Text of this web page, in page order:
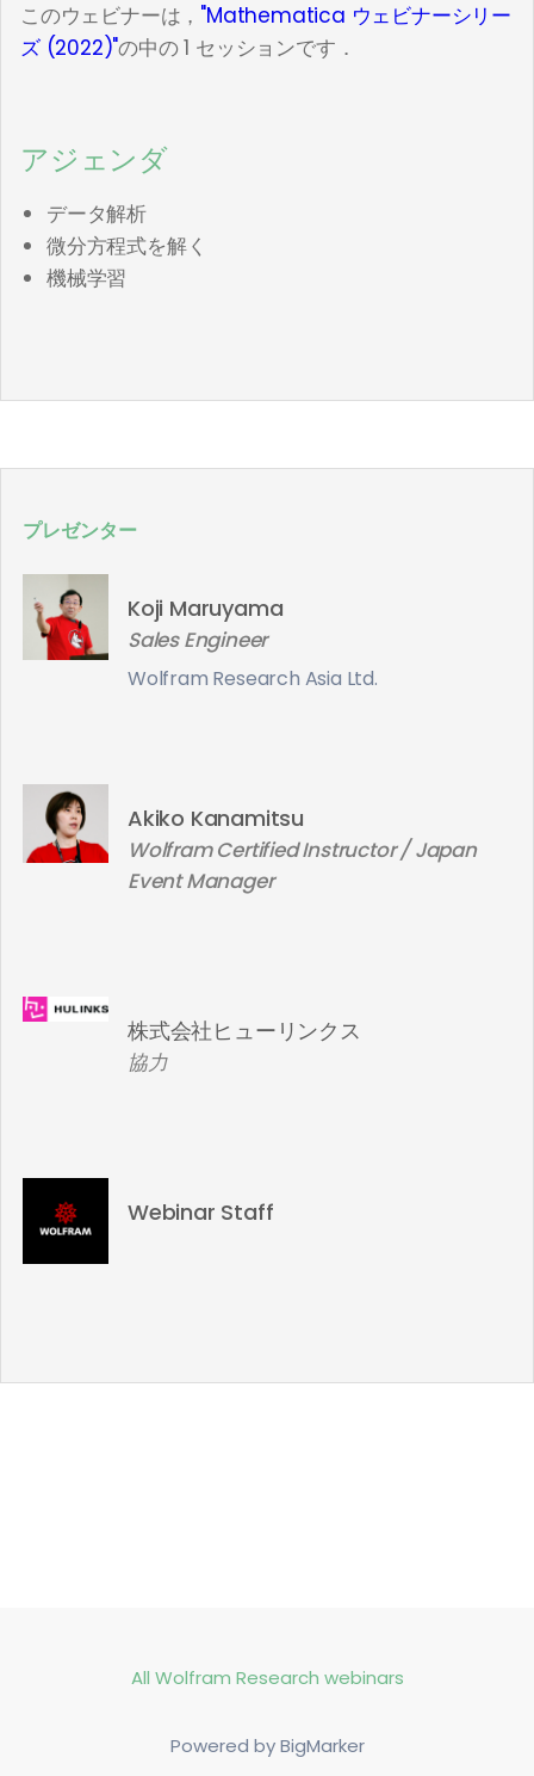
このウェビナーは， "Mathematica ウェビナーシリー
ズ (2022)"の中の 1 セッションです．
アジェンダ
データ解析
微分方程式を解く
機械学習
プレゼンター
Koji Maruyama
Sales Engineer
Wolfram Research Asia Ltd.
Akiko Kanamitsu
Wolfram Certified Instructor / Japan
Event Manager
株式会社ヒューリンクス
協力
Webinar Staff
All Wolfram Research webinars
Powered by BigMarker